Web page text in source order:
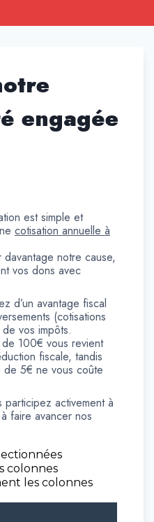
engagée
est simple et
cotisation annuelle à
notre cause,
vos dons avec
d’un avantage fiscal
(cotisations
vos impôts.
100€ vous revient
fiscale, tandis
de 5€ ne vous coûte
participez activement à
faire avancer nos